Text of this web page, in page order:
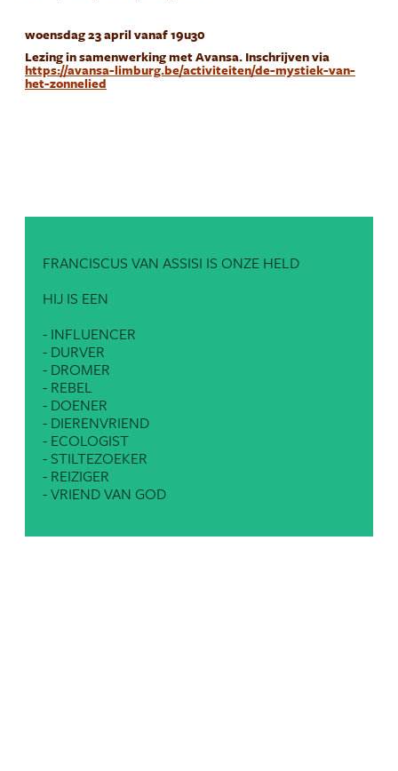
woensdag 23 april vanaf 19u30
Lezing in samenwerking met Avansa. Inschrijven via
https://avansa-limburg.be/activiteiten/de-mystiek-van-
het-zonnelied
FRANCISCUS VAN ASSISI IS ONZE HELD
HIJ IS EEN
- INFLUENCER
- DURVER
- DROMER
- REBEL
- DOENER
- DIERENVRIEND
- ECOLOGIST
- STILTEZOEKER
- REIZIGER
- VRIEND VAN GOD